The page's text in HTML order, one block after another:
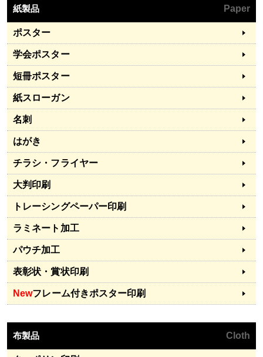
紙製品 Paper
ポスター
学会ポスター
短冊ポスター
紙スローガン
名刺
はがき
チラシ・フライヤー
大判印刷
トレーシングペーパー印刷
ラミネート加工
パウチ加工
表彰状・賞状印刷
Newフレーム付きポスター印刷
布製品 Cloth